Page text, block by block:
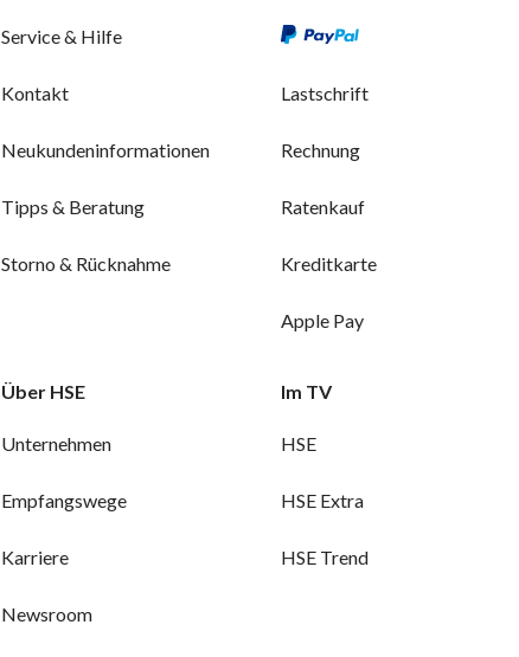
Service & Hilfe
Kontakt
Neukundeninformationen
Tipps & Beratung
Storno & Rücknahme
Lastschrift
Rechnung
Ratenkauf
Kreditkarte
Apple Pay
Über HSE
Unternehmen
Empfangswege
Karriere
Newsroom
Im TV
HSE
HSE Extra
HSE Trend